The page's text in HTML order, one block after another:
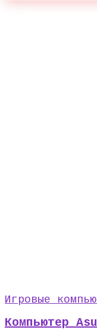
Игровые
Компьютер